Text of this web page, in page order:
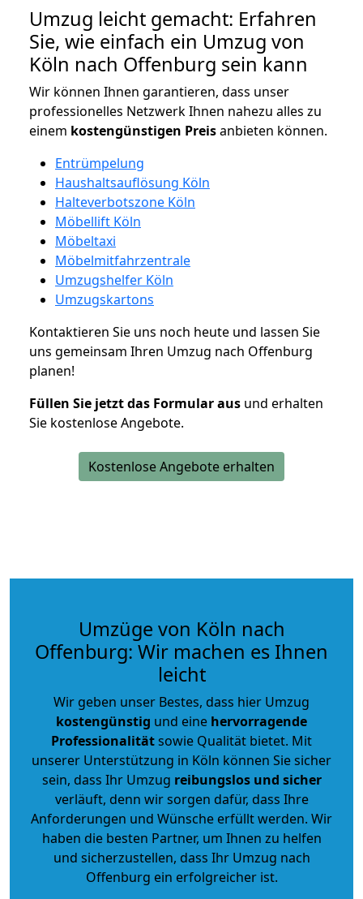
Umzug leicht gemacht: Erfahren
Sie, wie einfach ein Umzug von
Köln nach Offenburg sein kann
Wir können Ihnen garantieren, dass unser
professionelles Netzwerk Ihnen nahezu alles zu
einem kostengünstigen Preisanbieten können.
Entrümpelung
Haushaltsauflösung Köln
Halteverbotszone Köln
Möbellift Köln
Möbeltaxi
Möbelmitfahrzentrale
Umzugshelfer Köln
Umzugskartons
Kontaktieren Sie uns noch heute und lassen Sie
uns gemeinsam Ihren Umzug nach Offenburg
planen!
Füllen Sie jetzt das Formular aus und erhalten
Sie kostenlose Angebote.
Kostenlose Angebote erhalten
Umzüge von Köln nach
Offenburg: Wir machen es Ihnen
leicht
Wir geben unser Bestes, dass hier Umzug
kostengünstig und eine hervorragende
Professionalitätsowie Qualität bietet. Mit
unserer Unterstützung in Köln können Sie sicher
sein, dass Ihr Umzug reibungslos und sicher
verläuft, denn wir sorgen dafür, dass Ihre
Anforderungen und Wünsche erfüllt werden. Wir
haben die besten Partner, um Ihnen zu helfen
und sicherzustellen, dass Ihr Umzug nach
Offenburg ein erfolgreicher ist.